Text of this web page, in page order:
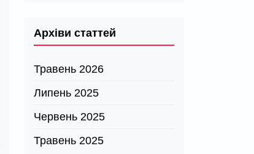
Архіви статтей
Травень 2026
Липень 2025
Червень 2025
Травень 2025